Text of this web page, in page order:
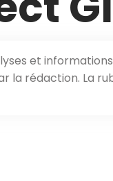
et
rédaction. La